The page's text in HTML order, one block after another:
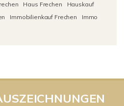
Haus Frechen
Hauskauf
Immobilienkauf Frechen
Immo